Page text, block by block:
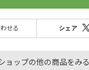
せる シェア
ョップの他の商品をみる